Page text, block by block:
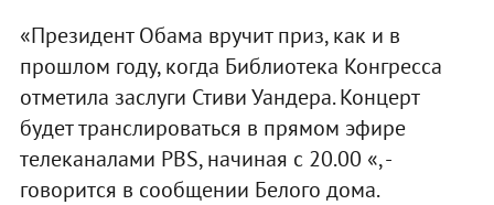
«Президент Обама вручит приз, как и в
прошлом году, когда Библиотека Конгресса
отметила заслуги Стиви Уандера. Концерт
будет транслироваться в прямом эфире
телеканалами PBS, начиная с 20.00 «, -
говорится в сообщении Белого дома.